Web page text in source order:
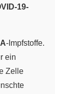
19-
-Impfstoffe.
ein
Zelle